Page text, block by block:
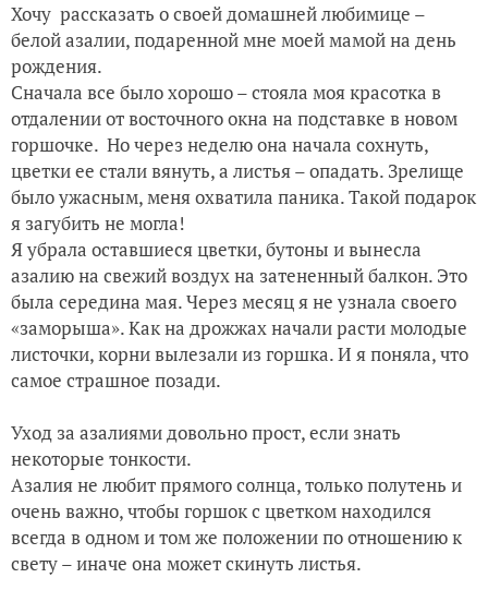
Хочу рассказать о своей домашней любимице –
белой азалии, подаренной мне моей мамой на день
рождения.
Сначала все было хорошо – стояла моя красотка в
отдалении от восточного окна на подставке в новом
горшочке. Но через неделю она начала сохнуть,
цветки ее стали вянуть, а листья – опадать. Зрелище
было ужасным, меня охватила паника. Такой подарок
я загубить не могла!
Я убрала оставшиеся цветки, бутоны и вынесла
азалию на свежий воздух на затененный балкон. Это
была середина мая. Через месяц я не узнала своего
«заморыша». Как на дрожжах начали расти молодые
листочки, корни вылезали из горшка. И я поняла, что
самое страшное позади.
Уход за азалиями довольно прост, если знать
некоторые тонкости.
Азалия не любит прямого солнца, только полутень и
очень важно, чтобы горшок с цветком находился
всегда в одном и том же положении по отношению к
свету – иначе она может скинуть листья.